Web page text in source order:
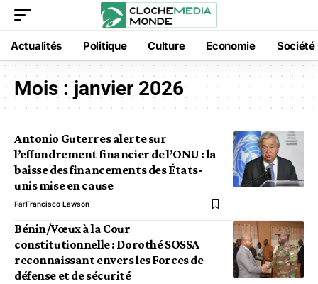
Actualités Politique Culture Economie Société
Mois : janvier 2026
Antonio Guterres alerte sur
l’effondrement financier de l’ONU : la
baisse des financements des États-
unis mise en cause
ParFrancisco Lawson
Bénin/Vœux à la Cour
constitutionnelle : Dorothé SOSSA
reconnaissant envers les Forces de
défense et de sécurité